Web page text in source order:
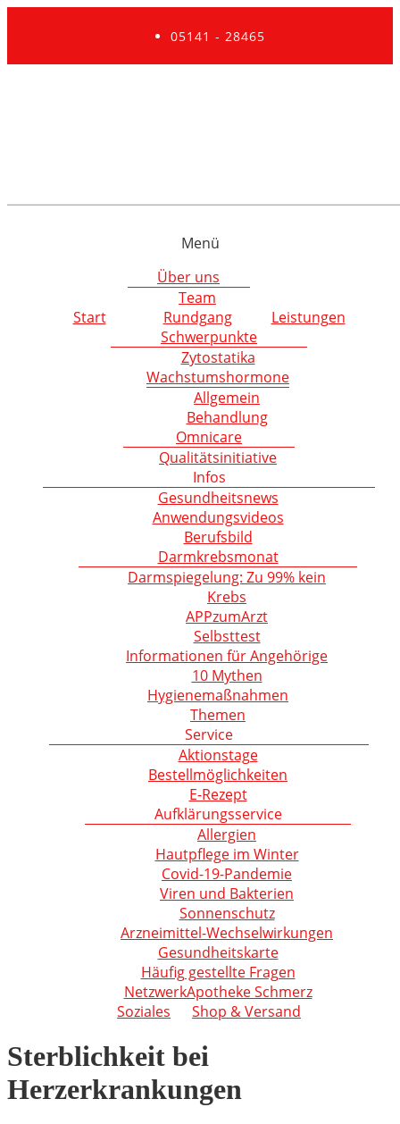
05141 - 28465
Menü
Start
Über uns
Team
Rundgang
Leistungen
Schwerpunkte
Zytostatika
Wachstumshormone
Allgemein
Behandlung
Omnicare
Qualitätsinitiative
Infos
Gesundheitsnews
Anwendungsvideos
Berufsbild
Darmkrebsmonat
Darmspiegelung: Zu 99% kein
Krebs
APPzumArzt
Selbsttest
Informationen für Angehörige
10 Mythen
Hygienemaßnahmen
Themen
Service
Aktionstage
Bestellmöglichkeiten
E-Rezept
Aufklärungsservice
Allergien
Hautpflege im Winter
Covid-19-Pandemie
Viren und Bakterien
Sonnenschutz
Arzneimittel-Wechselwirkungen
Gesundheitskarte
Häufig gestellte Fragen
NetzwerkApotheke Schmerz
Soziales
Shop & Versand
Sterblichkeit bei
Herzerkrankungen